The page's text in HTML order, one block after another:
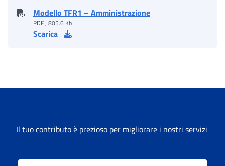
Modello TFR1 – Amministrazione
PDF , 805.6 Kb
Scarica
Il tuo contributo è prezioso per migliorare i nostri servizi